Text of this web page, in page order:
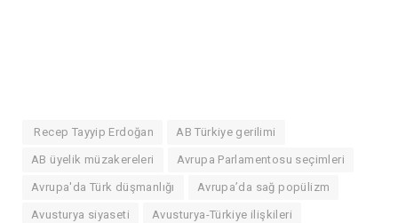
Recep Tayyip Erdoğan AB Türkiye gerilimi
AB üyelik müzakereleri Avrupa Parlamentosu seçimleri
Avrupa'da Türk düşmanlığı Avrupa’da sağ popülizm
Avusturya siyaseti Avusturya-Türkiye ilişkileri